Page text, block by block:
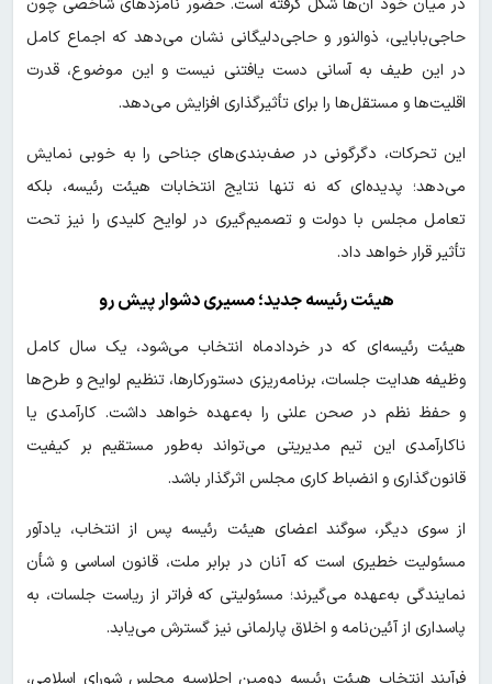
در میان خود آن‌ها شکل گرفته است. حضور نامزدهای شاخصی چون
حاجی‌بابایی، ذوالنور و حاجی‌دلیگانی نشان می‌دهد که اجماع کامل
در این طیف به آسانی دست یافتنی نیست و این موضوع، قدرت
اقلیت‌ها و مستقل‌ها را برای تأثیرگذاری افزایش می‌دهد.
این تحرکات، دگرگونی در صف‌بندی‌های جناحی را به خوبی نمایش
می‌دهد؛ پدیده‌ای که نه تنها نتایج انتخابات هیئت رئیسه، بلکه
تعامل مجلس با دولت و تصمیم‌گیری در لوایح کلیدی را نیز تحت
تأثیر قرار خواهد داد.
هیئت رئیسه جدید؛ مسیری دشوار پیش رو
هیئت رئیسه‌ای که در خردادماه انتخاب می‌شود، یک سال کامل
وظیفه هدایت جلسات، برنامه‌ریزی دستورکارها، تنظیم لوایح و طرح‌ها
و حفظ نظم در صحن علنی را به‌عهده خواهد داشت. کارآمدی یا
ناکارآمدی این تیم مدیریتی می‌تواند به‌طور مستقیم بر کیفیت
قانون‌گذاری و انضباط کاری مجلس اثرگذار باشد.
از سوی دیگر، سوگند اعضای هیئت رئیسه پس از انتخاب، یادآور
مسئولیت خطیری است که آنان در برابر ملت، قانون اساسی و شأن
نمایندگی به‌عهده می‌گیرند؛ مسئولیتی که فراتر از ریاست جلسات، به
پاسداری از آئین‌نامه و اخلاق پارلمانی نیز گسترش می‌یابد.
فرآیند انتخاب هیئت رئیسه دومین اجلاسیه مجلس شورای اسلامی،